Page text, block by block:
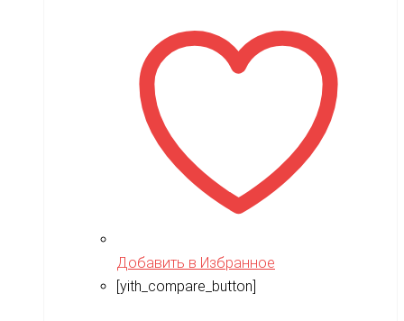
Добавить в Избранное
[yith_compare_button]